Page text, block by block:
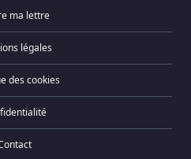
ma lettre
légales
des cookies